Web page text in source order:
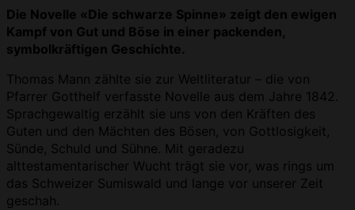
Die Novelle «Die schwarze Spinne» zeigt den ewigen
Kampf von Gut und Böse in einer packenden,
symbolkräftigen Geschichte.
Thomas Mann zählte sie zur Weltliteratur – die von
Pfarrer Gotthelf verfasste Novelle aus dem Jahre 1842.
Sprachgewaltig erzählt sie uns von den Kräften des
Guten und den Mächten des Bösen, von Gottlosigkeit,
Sünde, Schuld und Sühne. Mit geradezu
alttestamentarischer Wucht trägt sie vor, was rings um
das Schweizer Sumiswald und lange vor unserer Zeit
geschah.